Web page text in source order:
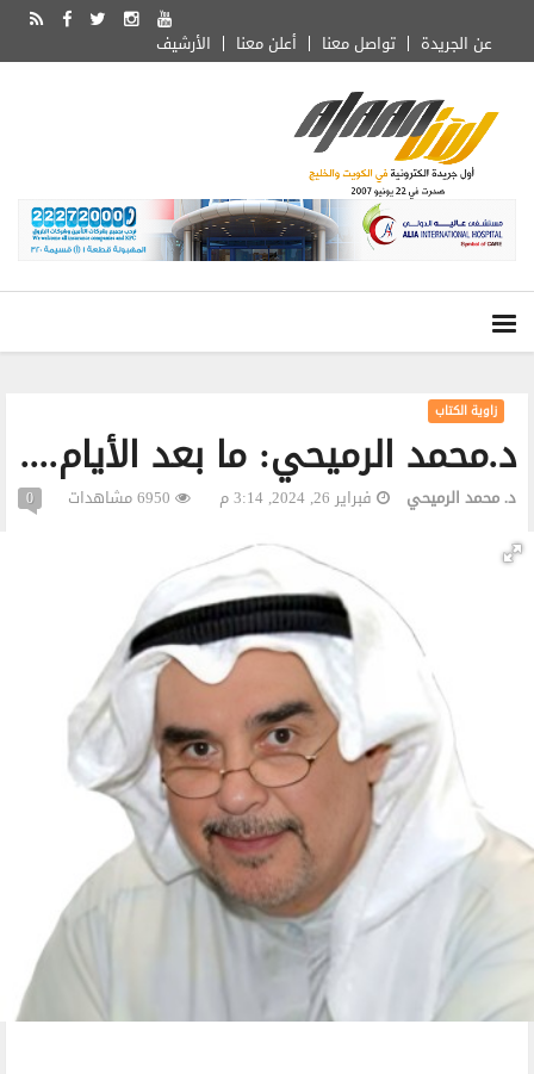
الأرشيف أعلن معنا تواصل معنا عن الجريدة
د.محمد الرميحي: ما بعد الأيام....
زاوية الكتاب
د. محمد الرميحي فبراير 26, 2024, 3:14 م 0